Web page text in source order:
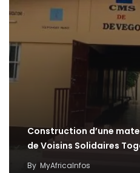
Construction d’une
de Voisins Solidaires
By MyAfricaInfos